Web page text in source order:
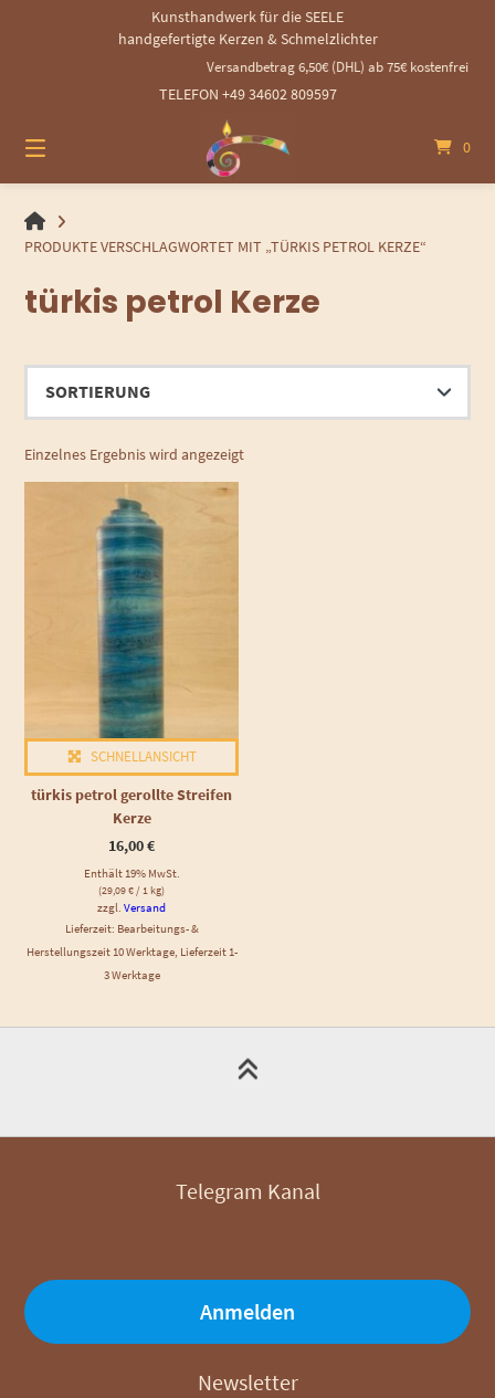
Kunsthandwerk für die SEELE
handgefertigte Kerzen & Schmelzlichter
Versandbetrag 6,50€ (DHL) ab 75€ kostenfrei -
TELEFON +49 34602 809597
0
HANDGEMACHTE
GEROLLTE
UND
SCHMELZLICHTER
PRODUKTE VERSCHLAGWORTET MIT „TÜRKIS PETROL KERZE“
türkis petrol Kerze
Einzelnes Ergebnis wird angezeigt
SCHNELLANSICHT
türkis petrol gerollte Streifen
Kerze
16,00€
Enthält 19% MwSt.
(29,09€/ 1 kg)
zzgl.Versand
Lieferzeit: Bearbeitungs- &
Herstellungszeit 10 Werktage, Lieferzeit 1-
3 Werktage
Telegram Kanal
Anmelden
Newsletter